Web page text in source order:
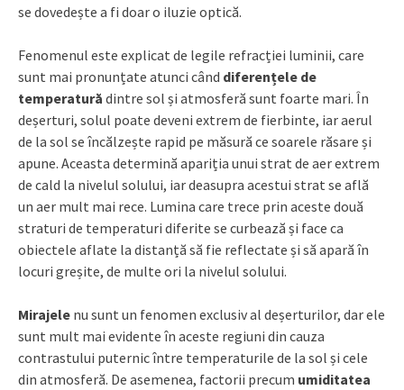
se dovedește a fi doar o iluzie optică.
Fenomenul este explicat de legile refracției luminii, care
sunt mai pronunțate atunci când diferențele de
temperatură dintre sol și atmosferă sunt foarte mari. În
deșerturi, solul poate deveni extrem de fierbinte, iar aerul
de la sol se încălzește rapid pe măsură ce soarele răsare și
apune. Aceasta determină apariția unui strat de aer extrem
de cald la nivelul solului, iar deasupra acestui strat se află
un aer mult mai rece. Lumina care trece prin aceste două
straturi de temperaturi diferite se curbează și face ca
obiectele aflate la distanță să fie reflectate și să apară în
locuri greșite, de multe ori la nivelul solului.
Mirajele nu sunt un fenomen exclusiv al deșerturilor, dar ele
sunt mult mai evidente în aceste regiuni din cauza
contrastului puternic între temperaturile de la sol și cele
din atmosferă. De asemenea, factorii precum umiditatea